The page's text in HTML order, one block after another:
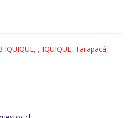
IQUIQUE, , IQUIQUE, Tarapacá,